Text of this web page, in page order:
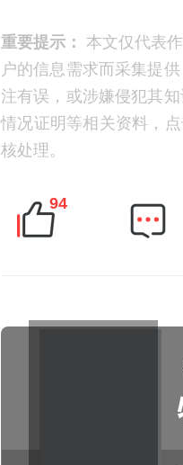
重要提示：
本文仅代表
户的信息需求而采集提
注有误，或涉嫌侵犯其
情况证明等相关资料，
核处理。
94